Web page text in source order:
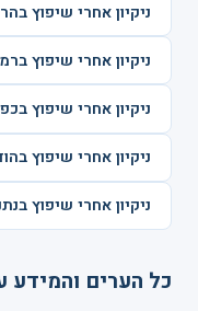
ניקיון אחרי שיפוץ
ניקיון אחרי שיפוץ
ניקיון אחרי שיפוץ
ניקיון אחרי שיפוץ
ניקיון אחרי שיפוץ
כל הערים והמידע